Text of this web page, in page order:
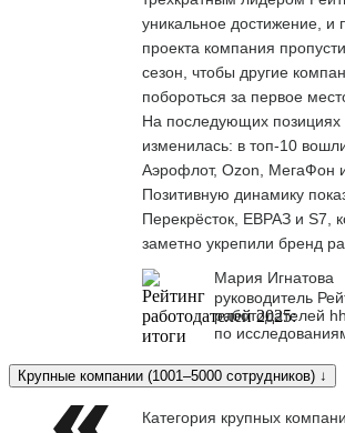
уникальное достижение, и
проекта компания
сезон, чтобы другие
побороться за первое
На последующих позициях
изменилась: в топ-10
Аэрофлот, Ozon, МегаФон
Позитивную динамику
Перекрёсток, ЕВРАЗ и S7,
заметно укрепили бренд
Мария Игнатова
руководитель
работодателей
по
Крупные компании (1001–5000 сотрудников) ↓
Категория крупных